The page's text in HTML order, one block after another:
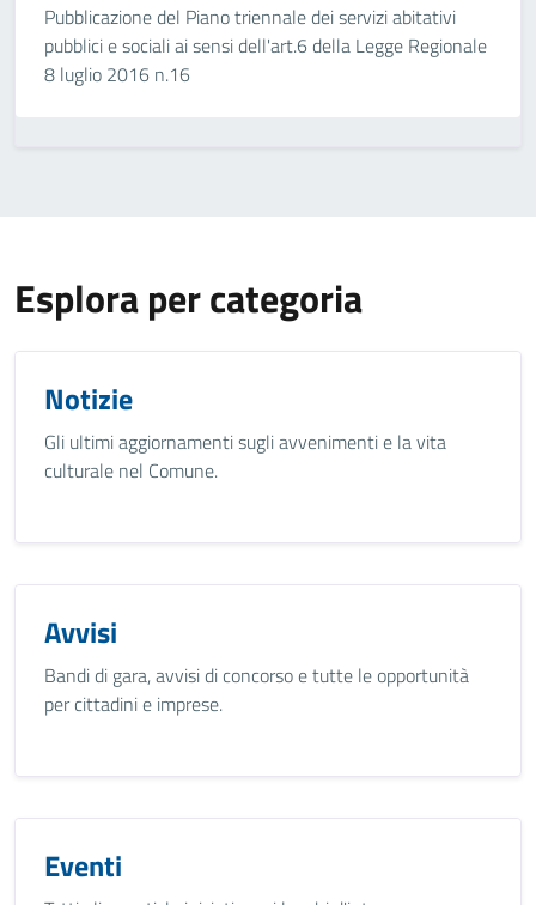
Pubblicazione del Piano triennale dei servizi abitativi
pubblici e sociali ai sensi dell'art.6 della Legge Regionale
8 luglio 2016 n.16
Esplora per categoria
Notizie
Gli ultimi aggiornamenti sugli avvenimenti e la vita
culturale nel Comune.
Avvisi
Bandi di gara, avvisi di concorso e tutte le opportunità
per cittadini e imprese.
Eventi